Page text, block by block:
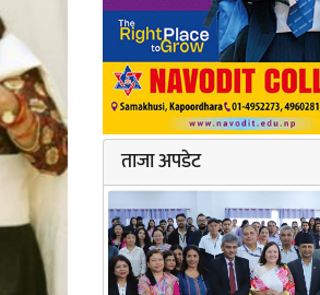
ताजा अपडेट